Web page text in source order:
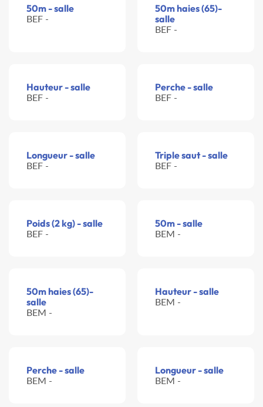
50m - salle
BEF -
50m haies (65)-
salle
BEF -
Hauteur - salle
BEF -
Perche - salle
BEF -
Longueur - salle
BEF -
Triple saut - salle
BEF -
Poids (2 kg) - salle
BEF -
50m - salle
BEM -
50m haies (65)-
salle
BEM -
Hauteur - salle
BEM -
Perche - salle
BEM -
Longueur - salle
BEM -